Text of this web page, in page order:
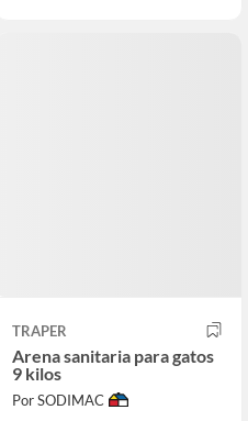
TRAPER
Arena sanitaria para gatos
9 kilos
Por SODIMAC